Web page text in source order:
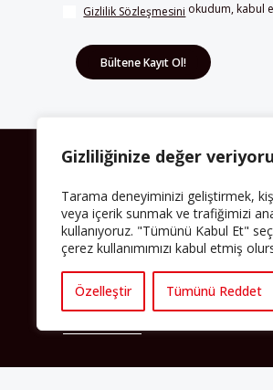
Gizliliğinize değer
Tarama deneyiminizi geliştirmek,
veya içerik sunmak ve trafiğimizi
kullanıyoruz. "Tümünü Kabul Et"
çerez kullanımımızı kabul etmiş
Özelleştir Tümünü Reddet
Gizlilik Sözleşmesini okudum, kabul
Avrupa’ya işçi göçü yarım asrı ardında
Müslümanlar da bulundukları ülkelerde
geldiler. Bu durum “vatan”, “aidiyet”,
gibi birçok kavramın çift taraflı olarak
neden oldu. Avrupa’da yerleşik bir
oluşması, hem yerleşik kültür ve siyasi
de Müslümanlar için yeni sorulara da kapı